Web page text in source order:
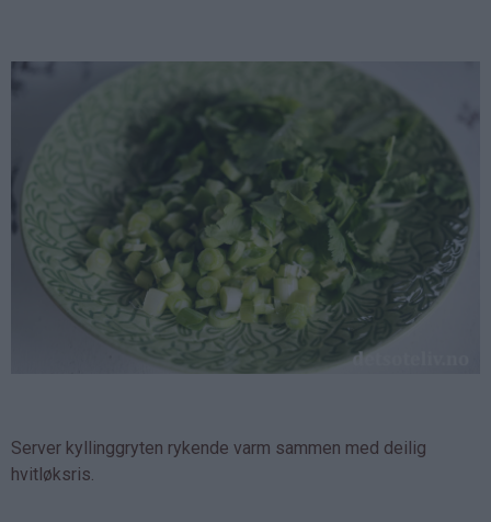
Server kyllinggryten rykende varm sammen med deilig
hvitløksris.